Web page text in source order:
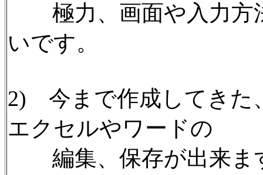
極力、画面や入力方
いです。
2) 今まで作成してきた
エクセルやワードの
編集、保存が出来ま